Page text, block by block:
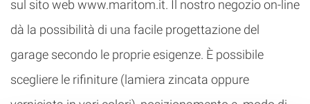
sul sito web www.maritom.it. Il nostro negozio on-line
dà la possibilità di una facile progettazione del
garage secondo le proprie esigenze. È possibile
scegliere le rifiniture (lamiera zincata oppure